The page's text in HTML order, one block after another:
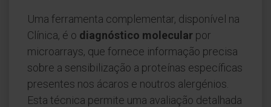
Uma ferramenta complementar, disponível na
Clínica, é o diagnóstico molecular por
microarrays, que fornece informação precisa
sobre a sensibilização a proteínas específicas
presentes nos ácaros e noutros alergénios.
Esta técnica permite uma avaliação detalhada